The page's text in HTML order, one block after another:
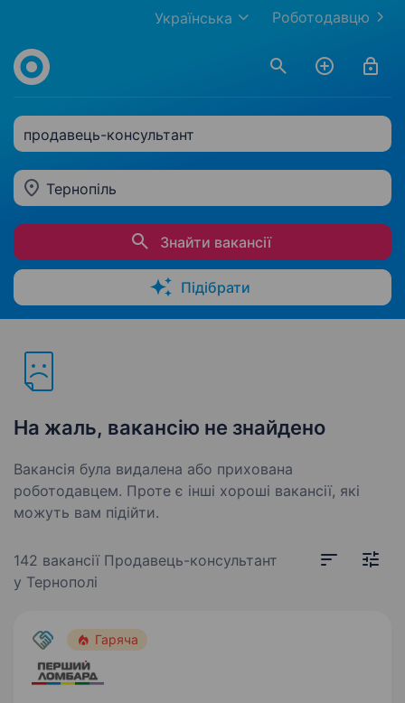
Роботодавцю
Українська
продавець-консультант
Тернопіль
Знайти вакансії
Підібрати
На жаль, вакансію не знайдено
Вакансія була видалена або прихована
роботодавцем. Проте є інші хороші вакансії, які
можуть вам підійти.
142 вакансії Продавець-консультант
у Тернополі
Гаряча